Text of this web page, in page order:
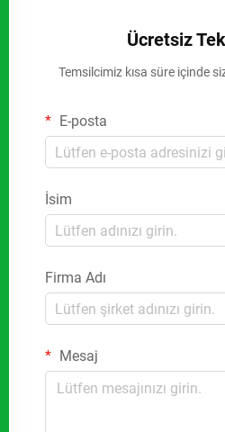
Ücretsiz
Temsilcimiz kısa süre içinde
E-posta
İsim
Firma Adı
Mesaj